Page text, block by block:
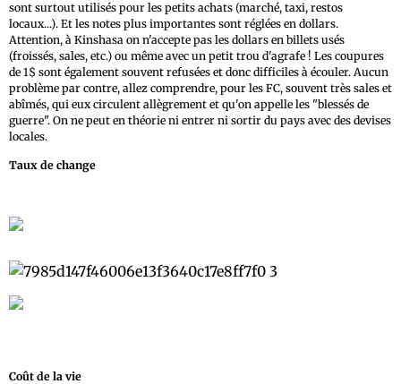
sont surtout utilisés pour les petits achats (marché, taxi, restos
locaux...). Et les notes plus importantes sont réglées en dollars.
Attention, à Kinshasa on n'accepte pas les dollars en billets usés
(froissés, sales, etc.) ou même avec un petit trou d'agrafe ! Les coupures
de 1$ sont également souvent refusées et donc difficiles à écouler. Aucun
problème par contre, allez comprendre, pour les FC, souvent très sales et
abîmés, qui eux circulent allègrement et qu'on appelle les "blessés de
guerre". On ne peut en théorie ni entrer ni sortir du pays avec des devises
locales.
Taux de change
Coût de la vie